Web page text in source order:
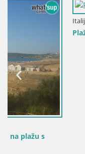
Italija / Sardinija /
Plaža Mari Ermi |